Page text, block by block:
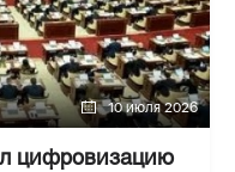
10 июля 2026
цифровизацию